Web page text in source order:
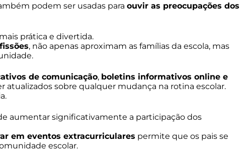
podem ser usadas para ouvir as preocupações dos
prática e divertida.
, não apenas aproximam as famílias da escola, mas
de comunicação, boletins informativos online e
atualizados sobre qualquer mudança na rotina escolar.
aumentar significativamente a participação dos
em eventos extracurriculares permite que os pais se
escolar.